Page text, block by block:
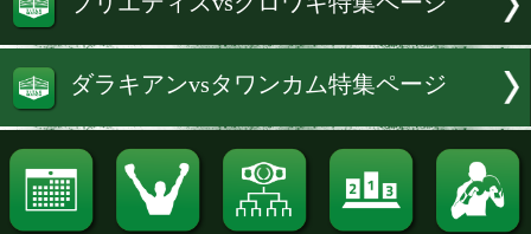
試合速報・勝ち予想結果へ
フューリーvsシュワルツ特集ペー